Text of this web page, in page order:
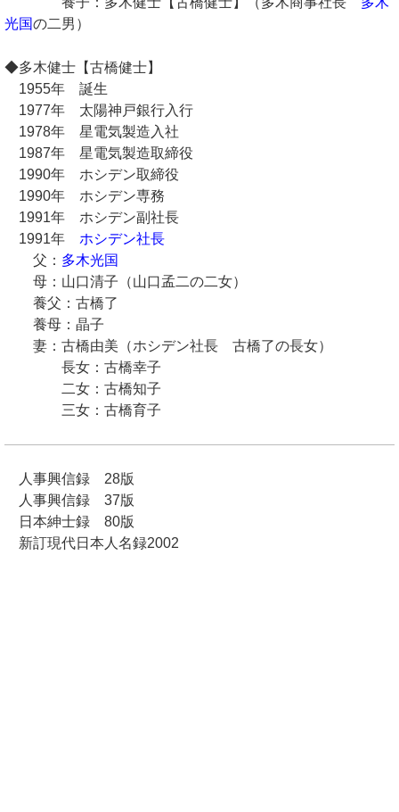
光国の二男）
◆多木健士【古橋健士】
1955年 誕生
1977年 太陽神戸銀行入行
1978年 星電気製造入社
1987年 星電気製造取締役
1990年 ホシデン取締役
1990年 ホシデン専務
1991年 ホシデン副社長
1991年 ホシデン社長
父： 多木光国
母：山口清子（山口孟二の二女）
養父：古橋了
養母：晶子
妻：古橋由美（ホシデン社長 古橋了の長女）
長女：古橋幸子
二女：古橋知子
三女：古橋育子
人事興信録 28版
人事興信録 37版
日本紳士録 80版
新訂現代日本人名録2002